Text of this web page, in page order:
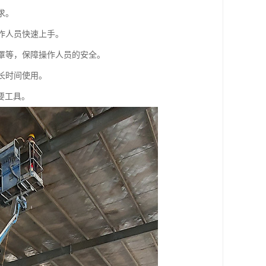
员快速上手。
，保障操作人员的安全。
间使用。
具。